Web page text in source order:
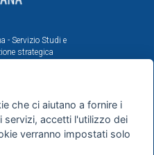
- Servizio Studi e
strategica
U.I. Ufficio Comunale
è stato realizzato
fra Città
in tema di statistica
ed economiche.
che ci aiutano a fornire i
servizi, accetti l'utilizzo dei
verranno impostati solo